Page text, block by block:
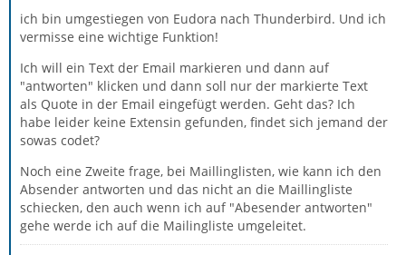
ich bin umgestiegen von Eudora nach Thunderbird. Und ich
vermisse eine wichtige Funktion!
Ich will ein Text der Email markieren und dann auf
"antworten" klicken und dann soll nur der markierte Text
als Quote in der Email eingefügt werden. Geht das? Ich
habe leider keine Extensin gefunden, findet sich jemand der
sowas codet?
Noch eine Zweite frage, bei Maillinglisten, wie kann ich den
Absender antworten und das nicht an die Maillingliste
schiecken, den auch wenn ich auf "Abesender antworten"
gehe werde ich auf die Mailingliste umgeleitet.